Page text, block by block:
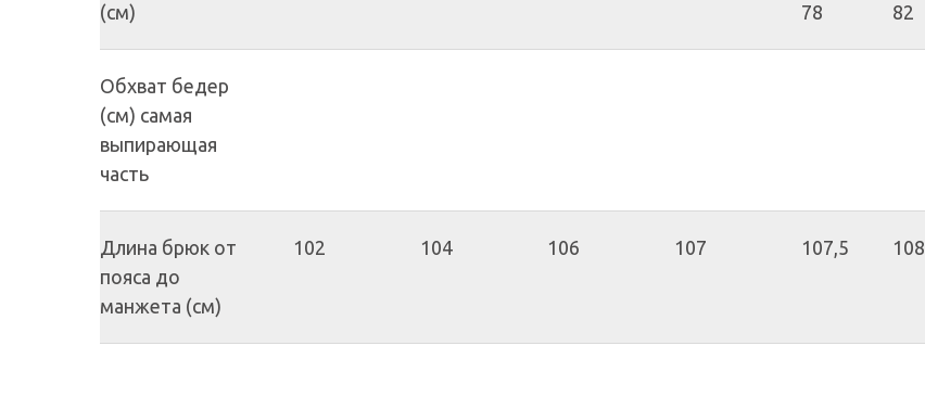
(см)
78
82
Обхват бедер
(см) самая
выпирающая
часть
Длина брюк от
пояса до
манжета (см)
102 104 106 107 107,5 108